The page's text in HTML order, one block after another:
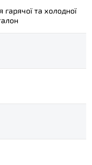
та холодної